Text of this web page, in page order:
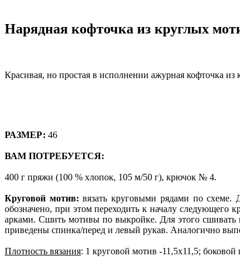
Нарядная кофточка из круглых
Красивая, но простая в исполнении ажурная кофточка из
РАЗМЕР: 46
ВАМ ПОТРЕБУЕТСЯ:
400 г пряжи (100 % хлопок, 105 м/50 г), крючок № 4.
Круговой мотив: вязать круговыми рядами по схеме.
обозначено, при этом переходить к началу
арками. Сшить мотивы по выкройке. Для этого сшивать
приведены спинка/перед и левый рукав. Аналогично
Плотность вязания: 1 круговой мотив -11,5x11,5;